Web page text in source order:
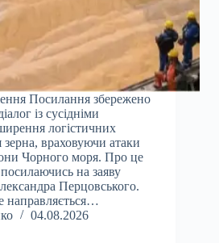
Посилання збережено
із сусідніми
логістичних
враховуючи атаки
Чорного моря. Про це
на заяву
Перцовського.
направляється…
04.08.2026